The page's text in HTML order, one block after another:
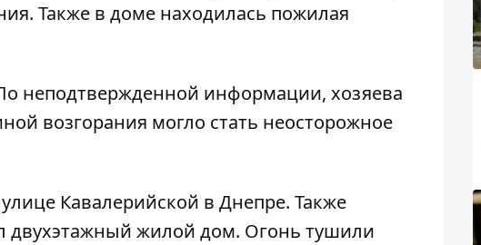
Также в доме находилась пожилая
неподтвержденной информации, хозяева
возгорания могло стать неосторожное
Кавалерийской в Днепре. Также
двухэтажный жилой дом. Огонь тушили